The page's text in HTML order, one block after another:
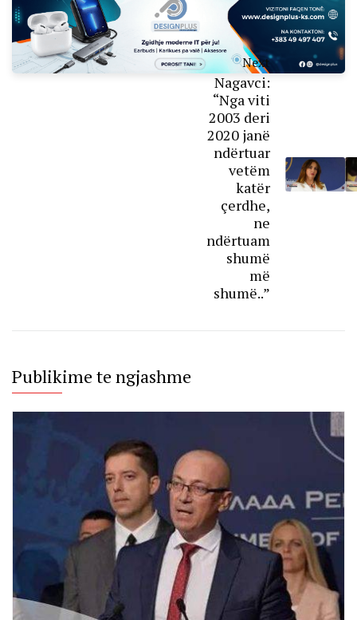
Next
Nagavci:
“Nga viti
2003 deri
2020 janë
ndërtuar
vetëm
katër
çerdhe,
ne
ndërtuam
shumë
më
shumë..”
Publikime te ngjashme